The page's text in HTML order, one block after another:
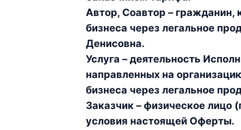
Автор, Соавтор – гражданин,
бизнеса через легальное
Денисовна.
Услуга – деятельность
направленных на
бизнеса через легальное
Заказчик – физическое лицо
условия настоящей Оферты.